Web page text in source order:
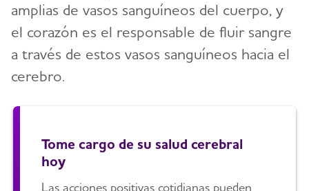
amplias de vasos sanguíneos del cuerpo, y
el corazón es el responsable de fluir sangre
a través de estos vasos sanguíneos hacia el
cerebro.
Tome cargo de su salud cerebral
hoy
Las acciones positivas cotidianas pueden